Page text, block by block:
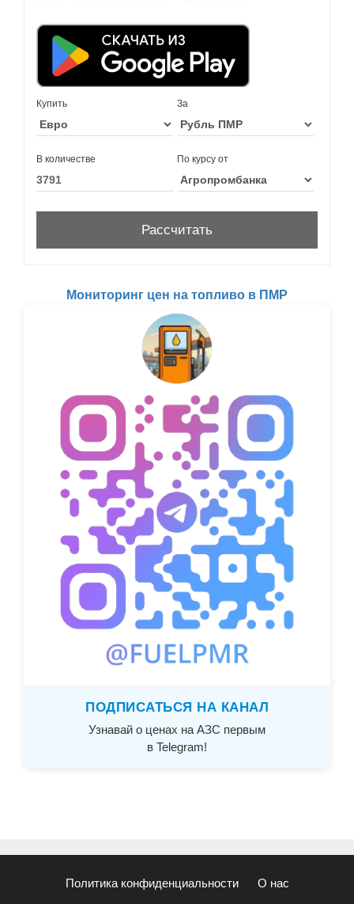
Купить За
В количестве По курсу от
Мониторинг цен на топливо в ПМР
ПОДПИСАТЬСЯ НА КАНАЛ
Узнавай о ценах на АЗС первым
в Telegram!
Политика конфиденциальности О нас